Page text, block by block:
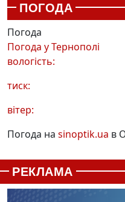
ПОГОДА
Погода
Погода уТернополі
вологість:
тиск:
вітер:
Погода на sinoptik.ua в
РЕКЛАМА